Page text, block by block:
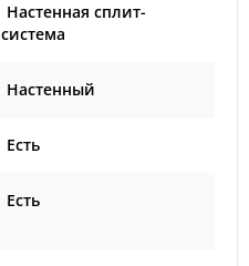
Настенная сплит-
система
Настенный
Есть
Есть